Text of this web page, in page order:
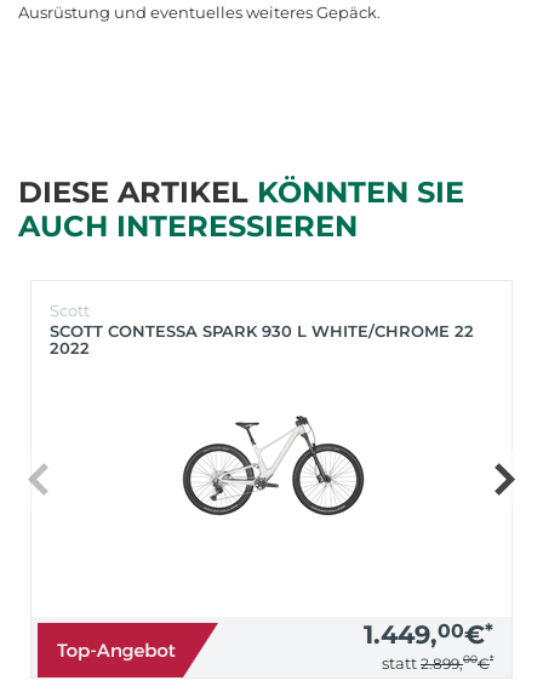
Ausrüstung und eventuelles weiteres Gepäck.
DIESE ARTIKEL KÖNNTEN SIE
AUCH INTERESSIEREN
Scott
SCOTT CONTESSA SPARK 930 L WHITE/CHROME 22
2022
1.449,00€*
statt 2.899,00€*